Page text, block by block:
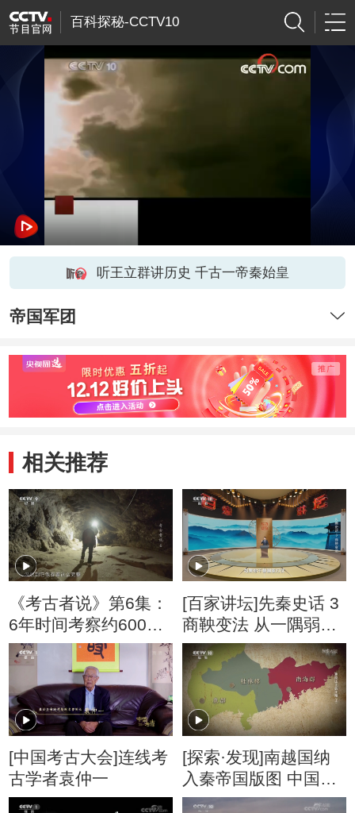
百科探秘-CCTV10
听王立群讲历史 千古一帝秦始皇
帝国军团
相关推荐
《考古者说》第6集：
6年时间考察约6000
平方公里 最终锁定化
石出土地点
[百家讲坛]先秦史话 3
商鞅变法 从一隅弱国
到虎狼之邦
[中国考古大会]连线考
古学者袁仲一
[探索·发现]南越国纳
入秦帝国版图 中国迎
来第一次大一统